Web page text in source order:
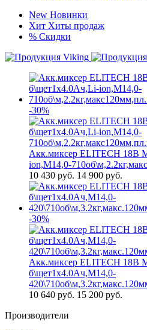
New Новинки
Хит Хиты продаж
% Скидки
-30%
Акк.миксер ELITECH 18В
ion,М14,0-
10 430 руб. 14 900 руб.
-30%
Акк.миксер ELITECH 18В
б\щет1х4.0Ач,М14,0-
10 640 руб. 15 200 руб.
Производители